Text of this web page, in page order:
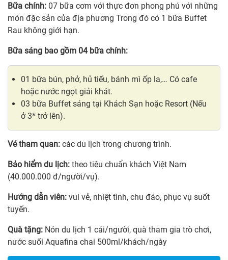
Bữa chính: 07 bữa cơm với thực đơn phong phú với những
món đặc sản của địa phương Trong đó có 1 bữa Buffet
Rau không giới hạn.
Bữa sáng bao gồm 04 bữa chính:
01 bữa bún, phở, hủ tiếu, bánh mì ốp la,… Có cafe
hoặc nước ngọt giải khát.
03 bữa Buffet sáng tại Khách Sạn hoặc Resort (Nếu
ở 3* trở lên).
Vé tham quan: các du lịch trong chương trình.
Bảo hiểm du lịch: theo tiêu chuẩn khách Việt Nam
(40.000.000 đ/người/vụ).
Hướng dẫn viên: vui vẻ, nhiệt tình, chu đáo, phục vụ suốt
tuyến.
Quà tặng: Nón du lịch 1 cái/người, quà tham gia trò chơi,
nước suối Aquafina chai 500ml/khách/ngày